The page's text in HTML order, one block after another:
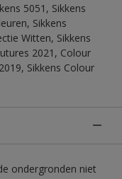
5051, Sikkens
Sikkens
Witten, Sikkens
2021, Colour
Sikkens Colour
ondergronden niet